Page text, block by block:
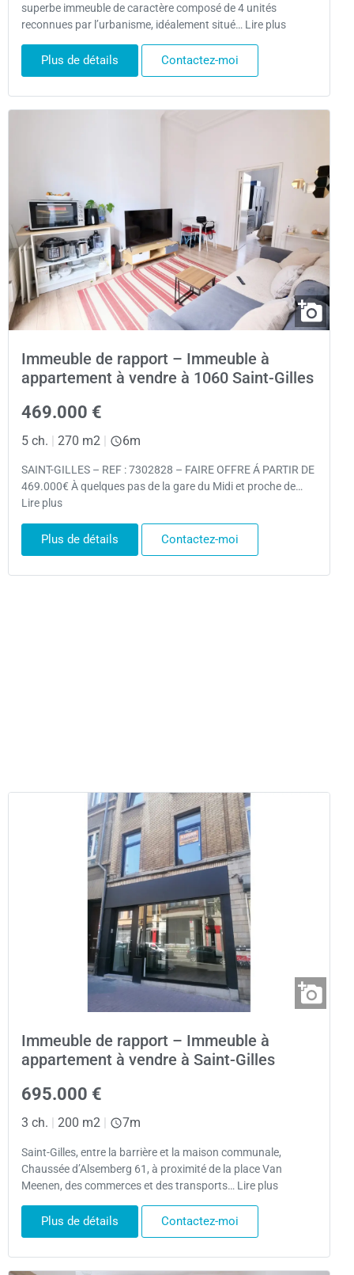
superbe immeuble de caractère composé de 4 unités
reconnues par l’urbanisme, idéalement situé… Lire plus
Plus de détails Contactez-moi
Immeuble de rapport – Immeuble à
appartement à vendre à 1060 Saint-Gilles
469.000 €
5 ch. | 270 m2 | 6m
SAINT-GILLES – REF : 7302828 – FAIRE OFFRE Á PARTIR DE
469.000€ À quelques pas de la gare du Midi et proche de…
Lire plus
Plus de détails Contactez-moi
Immeuble de rapport – Immeuble à
appartement à vendre à Saint-Gilles
695.000 €
3 ch. 200 m2 7m
Saint-Gilles, entre la barrière et la maison communale,
Chaussée d’Alsemberg 61, à proximité de la place Van
Meenen, des commerces et des transports… Lire plus
Plus de détails Contactez-moi